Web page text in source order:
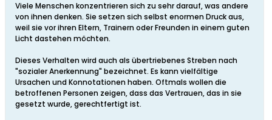
Viele Menschen konzentrieren sich zu sehr darauf, was andere
von ihnen denken. Sie setzen sich selbst enormen Druck aus,
weil sie vor ihren Eltern, Trainern oder Freunden in einem guten
Licht dastehen möchten.
Dieses Verhalten wird auch als übertriebenes Streben nach
"sozialer Anerkennung" bezeichnet. Es kann vielfältige
Ursachen und Konnotationen haben. Oftmals wollen die
betroffenen Personen zeigen, dass das Vertrauen, das in sie
gesetzt wurde, gerechtfertigt ist.